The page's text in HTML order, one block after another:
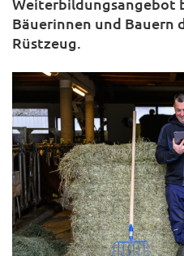
Bäuerinnen und Bauern
Rüstzeug.